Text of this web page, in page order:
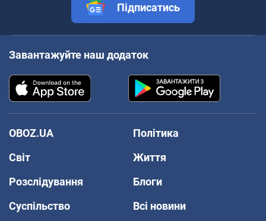
Підписатись
Завантажуйте наш додаток
OBOZ.UA
Політика
Світ
Життя
Розслідування
Блоги
Суспільство
Всі новини